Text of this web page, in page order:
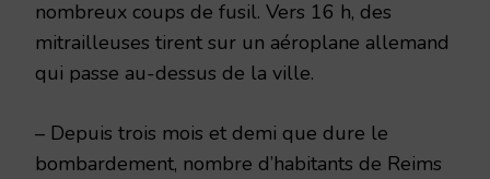
nombreux coups de fusil. Vers 16 h, des
mitrailleuses tirent sur un aéroplane allemand
qui passe au-dessus de la ville.
– Depuis trois mois et demi que dure le
bombardement, nombre d’habitants de Reims